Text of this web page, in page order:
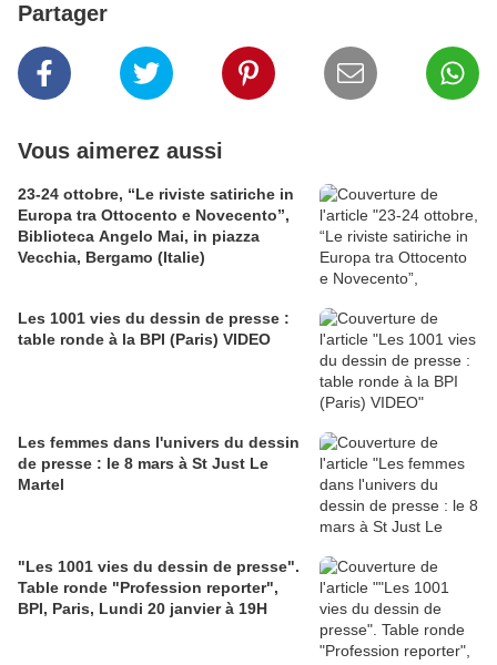
Partager
Vous aimerez aussi
23-24 ottobre, “Le riviste satiriche in
Europa tra Ottocento e Novecento”,
Biblioteca Angelo Mai, in piazza
Vecchia, Bergamo (Italie)
Les 1001 vies du dessin de presse :
table ronde à la BPI (Paris) VIDEO
Les femmes dans l'univers du dessin
de presse : le 8 mars à St Just Le
Martel
"Les 1001 vies du dessin de presse".
Table ronde "Profession reporter",
BPI, Paris, Lundi 20 janvier à 19H